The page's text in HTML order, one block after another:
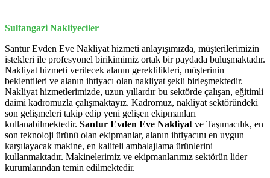
Sultangazi Nakliyeciler
Santur Evden Eve Nakliyat hizmeti anlayışımızda, müşterilerimizin
istekleri ile profesyonel birikimimiz ortak bir paydada buluşmaktadır.
Nakliyat hizmeti verilecek alanın gereklilikleri, müşterinin
beklentileri ve alanın ihtiyacı olan nakliyat şekli birleşmektedir.
Nakliyat hizmetlerimizde, uzun yıllardır bu sektörde çalışan, eğitimli
daimi kadromuzla çalışmaktayız. Kadromuz, nakliyat sektöründeki
son gelişmeleri takip edip yeni gelişen ekipmanları
kullanabilmektedir. Santur Evden Eve Nakliyat ve Taşımacılık, en
son teknoloji ürünü olan ekipmanlar, alanın ihtiyacını en uygun
karşılayacak makine, en kaliteli ambalajlama ürünlerini
kullanmaktadır. Makinelerimiz ve ekipmanlarımız sektörün lider
kurumlarından temin edilmektedir.